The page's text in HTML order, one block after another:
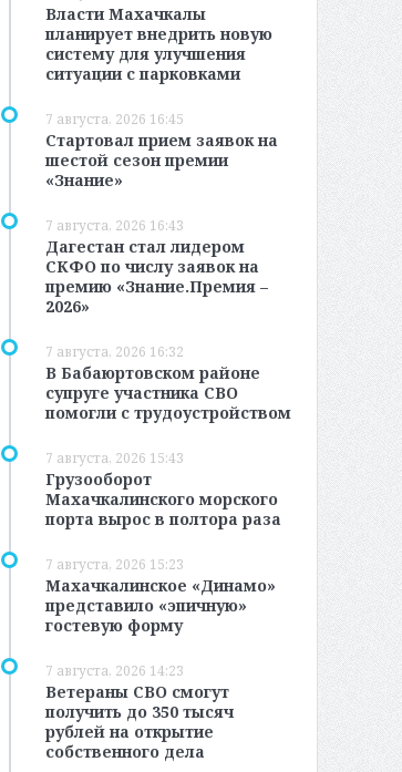
Власти Махачкалы
планирует внедрить новую
систему для улучшения
ситуации с парковками
7 августа, 2026 16:45
Стартовал прием заявок на
шестой сезон премии
«Знание»
7 августа, 2026 16:43
Дагестан стал лидером
СКФО по числу заявок на
премию «Знание.Премия –
2026»
7 августа, 2026 16:32
В Бабаюртовском районе
супруге участника СВО
помогли с трудоустройством
7 августа, 2026 15:43
Грузооборот
Махачкалинского морского
порта вырос в полтора раза
7 августа, 2026 15:23
Махачкалинское «Динамо»
представило «эпичную»
гостевую форму
7 августа, 2026 14:23
Ветераны СВО смогут
получить до 350 тысяч
рублей на открытие
собственного дела